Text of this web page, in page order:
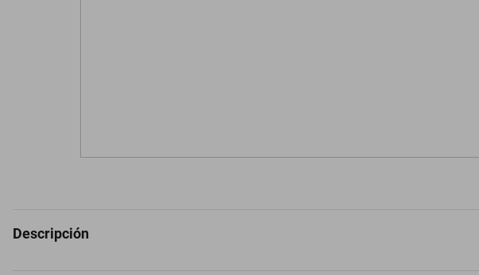
Descripción